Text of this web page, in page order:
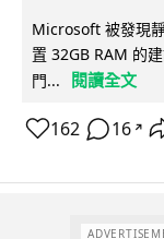
Microsoft 被發現
置 32GB RAM 的
門...
閱讀全文
162 16 ↗